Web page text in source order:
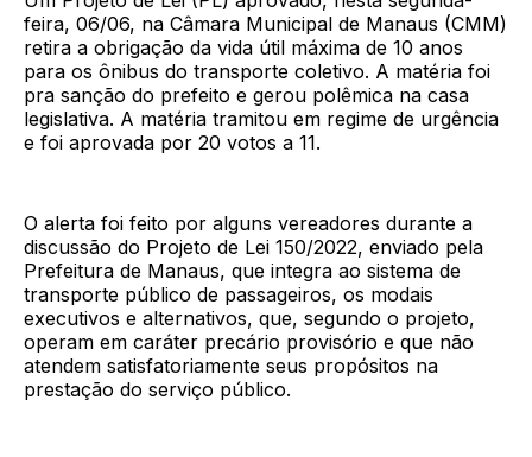
feira, 06/06, na Câmara Municipal de Manaus (CMM)
retira a obrigação da vida útil máxima de 10 anos
para os ônibus do transporte coletivo. A matéria foi
pra sanção do prefeito e gerou polêmica na casa
legislativa. A matéria tramitou em regime de urgência
e foi aprovada por 20 votos a 11.
O alerta foi feito por alguns vereadores durante a
discussão do Projeto de Lei 150/2022, enviado pela
Prefeitura de Manaus, que integra ao sistema de
transporte público de passageiros, os modais
executivos e alternativos, que, segundo o projeto,
operam em caráter precário provisório e que não
atendem satisfatoriamente seus propósitos na
prestação do serviço público.